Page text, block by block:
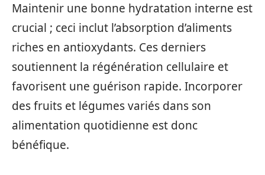
Maintenir une bonne hydratation interne est
crucial ; ceci inclut l’absorption d’aliments
riches en antioxydants. Ces derniers
soutiennent la régénération cellulaire et
favorisent une guérison rapide. Incorporer
des fruits et légumes variés dans son
alimentation quotidienne est donc
bénéfique.